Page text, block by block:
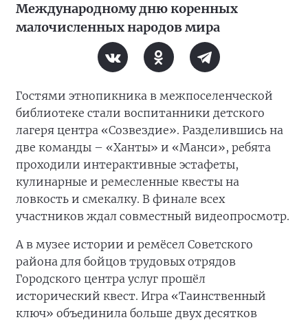
Международному дню коренных
малочисленных народов мира
Гостями этнопикника в межпоселенческой
библиотеке стали воспитанники детского
лагеря центра «Созвездие». Разделившись на
две команды – «Ханты» и «Манси», ребята
проходили интерактивные эстафеты,
кулинарные и ремесленные квесты на
ловкость и смекалку. В финале всех
участников ждал совместный видеопросмотр.
А в музее истории и ремёсел Советского
района для бойцов трудовых отрядов
Городского центра услуг прошёл
исторический квест. Игра «Таинственный
ключ» объединила больше двух десятков